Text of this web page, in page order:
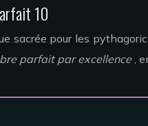
10
sacrée pour les
parfait par excellence,